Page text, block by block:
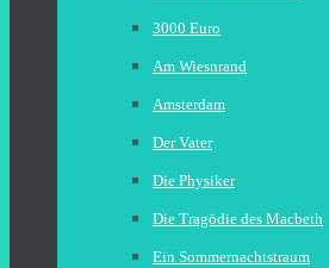
3000 Euro
Am Wiesnrand
Amsterdam
Der Vater
Die Physiker
Die Tragödie des Macbeth
Ein Sommernachtstraum